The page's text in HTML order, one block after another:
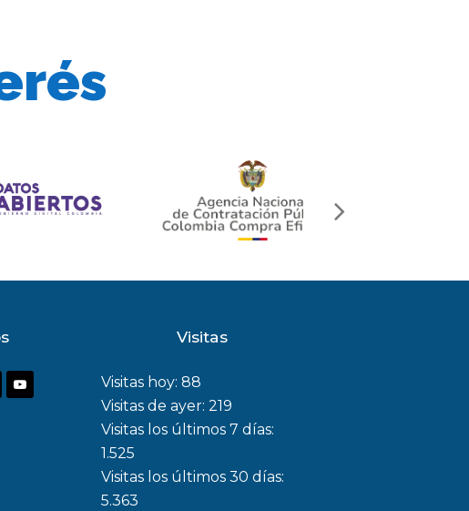
Y
Visitas
Visitas hoy: 88
Visitas de ayer: 219
Visitas los últimos 7 días:
1.525
Visitas los últimos 30 días:
5.363